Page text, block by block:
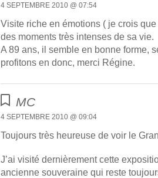
4 SEPTEMBRE 2010 @ 07:54
Visite riche en émotions ( je crois
des moments très intenses de sa vie.
A 89 ans, il semble en bonne forme,
profitons en donc, merci Régine.
MC
4 SEPTEMBRE 2010 @ 09:04
Toujours très heureuse de voir le
J’ai visité dernièrement cette
ancienne souveraine qui reste